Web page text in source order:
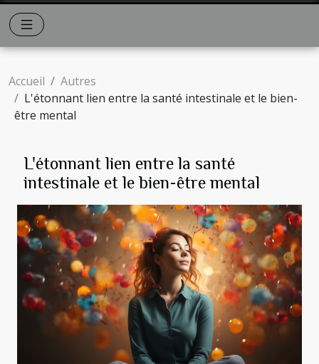
Accueil
Autres
L'étonnant lien entre la santé intestinale et le bien-
être mental
L'étonnant lien entre la santé
intestinale et le bien-être mental